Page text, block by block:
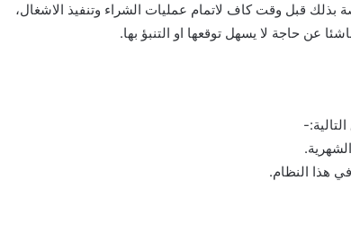
بذلك قبل وقت كاف لاتمام عمليات الشراء وتنفيذ الاشغال،
عن حاجة لا يسهل توقعها او التنبؤ بها.
هذا النظام.